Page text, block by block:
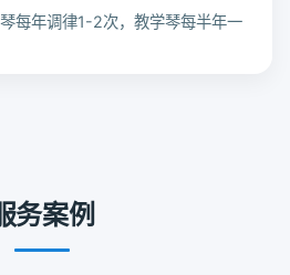
每年调律1-2次，教学琴每半年一
务案例